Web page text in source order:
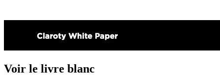
Voir le livre blanc